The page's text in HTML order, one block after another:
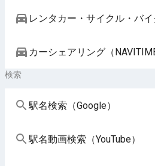
レンタカー・サイクル・バイ
カーシェアリング（NAVITIME
検索
駅名検索（Google）
駅名動画検索（YouTube）